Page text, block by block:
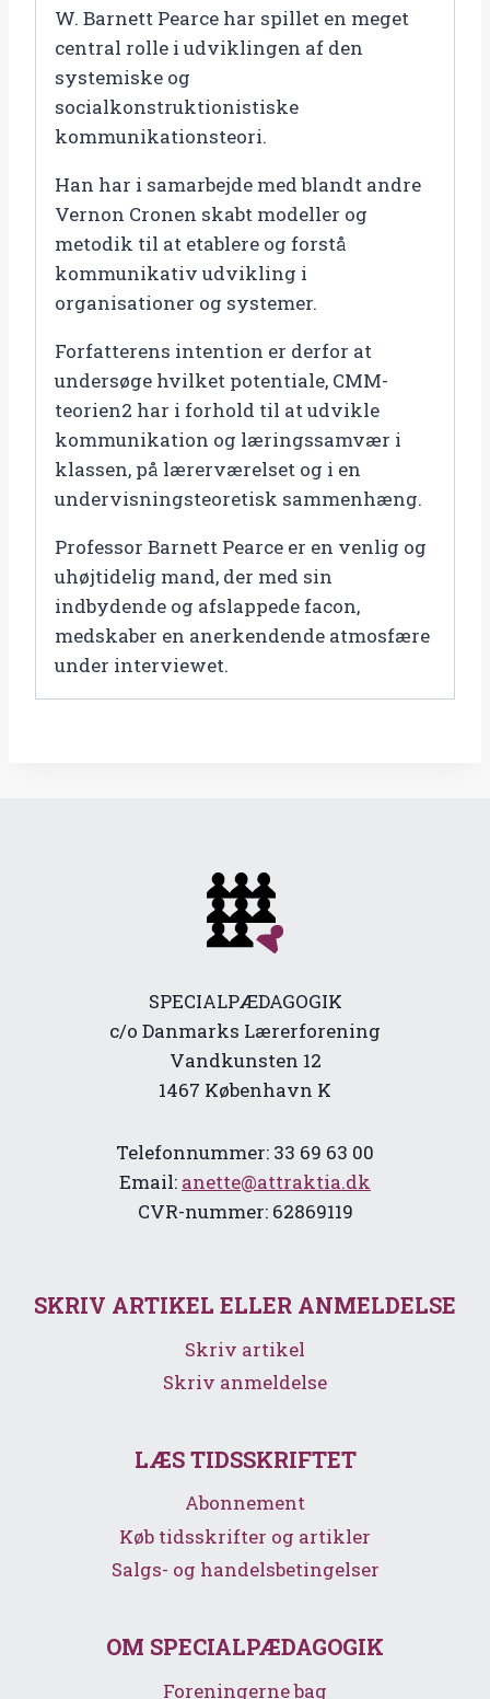
W. Barnett Pearce har spillet en meget
central rolle i udviklingen af den
systemiske og
socialkonstruktionistiske
kommunikationsteori.
Han har i samarbejde med blandt andre
Vernon Cronen skabt modeller og
metodik til at etablere og forstå
kommunikativ udvikling i
organisationer og systemer.
Forfatterens intention er derfor at
undersøge hvilket potentiale, CMM-
teorien2 har i forhold til at udvikle
kommunikation og læringssamvær i
klassen, på lærerværelset og i en
undervisningsteoretisk sammenhæng.
Professor Barnett Pearce er en venlig og
uhøjtidelig mand, der med sin
indbydende og afslappede facon,
medskaber en anerkendende atmosfære
under interviewet.
SPECIALPÆDAGOGIK
c/o Danmarks Lærerforening
Vandkunsten 12
1467 København K
Telefonnummer: 33 69 63 00
Email: anette@attraktia.dk
CVR-nummer: 62869119
SKRIV ARTIKEL ELLER ANMELDELSE
Skriv artikel
Skriv anmeldelse
LÆS TIDSSKRIFTET
Abonnement
Køb tidsskrifter og artikler
Salgs- og handelsbetingelser
OM SPECIALPÆDAGOGIK
Foreningerne bag